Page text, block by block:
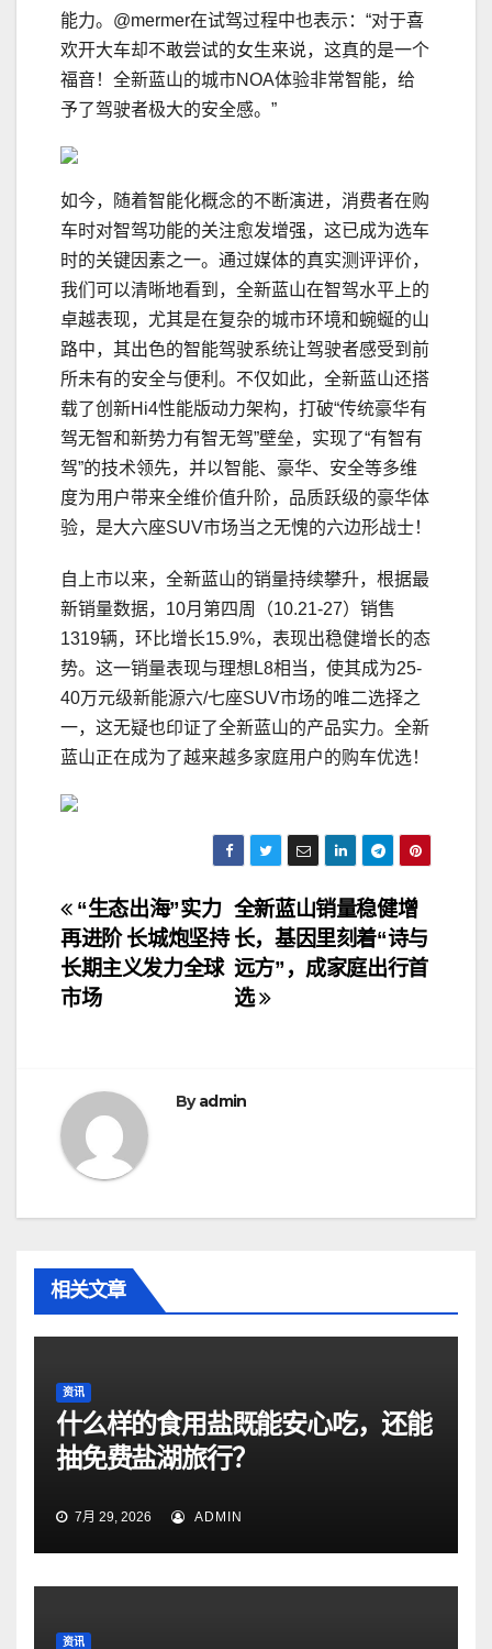
能力。@mermer在试驾过程中也表示：“对于喜
欢开大车却不敢尝试的女生来说，这真的是一个
福音！全新蓝山的城市NOA体验非常智能，给
予了驾驶者极大的安全感。”
如今，随着智能化概念的不断演进，消费者在购
车时对智驾功能的关注愈发增强，这已成为选车
时的关键因素之一。通过媒体的真实测评评价，
我们可以清晰地看到，全新蓝山在智驾水平上的
卓越表现，尤其是在复杂的城市环境和蜿蜒的山
路中，其出色的智能驾驶系统让驾驶者感受到前
所未有的安全与便利。不仅如此，全新蓝山还搭
载了创新Hi4性能版动力架构，打破“传统豪华有
驾无智和新势力有智无驾”壁垒，实现了“有智有
驾”的技术领先，并以智能、豪华、安全等多维
度为用户带来全维价值升阶，品质跃级的豪华体
验，是大六座SUV市场当之无愧的六边形战士！
自上市以来，全新蓝山的销量持续攀升，根据最
新销量数据，10月第四周（10.21-27）销售
1319辆，环比增长15.9%，表现出稳健增长的态
势。这一销量表现与理想L8相当，使其成为25-
40万元级新能源六/七座SUV市场的唯二选择之
一，这无疑也印证了全新蓝山的产品实力。全新
蓝山正在成为了越来越多家庭用户的购车优选！
文
章
导
全新蓝山销量稳健增
长，基因里刻着“诗与
远方”，成家庭出行首
选
“生态出海”实力
再进阶 长城炮坚持
长期主义发力全球
市场
Byadmin
相关文章
资讯
什么样的食用盐既能安心吃，还能
抽免费盐湖旅行？
7月 29, 2026 ADMIN
资讯